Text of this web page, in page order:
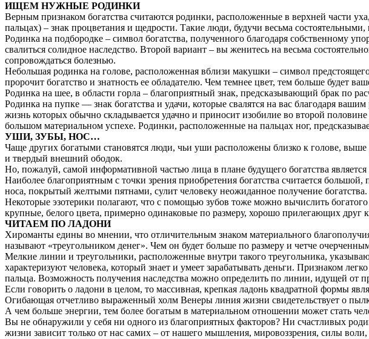
ИЩЕМ НУЖНЫЕ РОДИНКИ
Верным признаком богатства считаются родинки, расположенные в верхней части
пальцах) – знак процветания и щедрости. Такие люди, будучи весьма
Родинка на подбородке – символ богатства, полученного благодаря собственному
свалиться солидное наследство. Второй вариант – вы женитесь на весьма
сопровождаться болезнью.
Небольшая родинка на голове, расположенная вблизи макушки – символ
пророчит богатство и знатность ее обладателю. Чем темнее цвет, тем больше будет
Родинка на шее, в области горла – благоприятный знак, предсказывающий брак по
Родинка на пупке — знак богатства и удачи, которые свалятся на вас благодаря
жизнь которых обычно складывается удачно и приносит изобилие во второй
большом материальном успехе. Родинки, расположенные на пальцах ног,
УШИ, ЗУБЫ, НОС…
Чаще других богатыми становятся люди, чьи уши расположены близко к голове,
и твердый внешний ободок.
Но, пожалуй, самой информативной частью лица в плане будущего богатства
Наиболее благоприятным с точки зрения приобретения богатства считается
носа, покрытый желтыми пятнами, сулит человеку неожиданное получение богатства.
Некоторые эзотерики полагают, что с помощью зубов тоже можно вычислить
крупные, белого цвета, примерно одинаковые по размеру, хорошо прилегающих друг к
ЧИТАЕМ ПО ЛАДОНИ
Хироманты едины во мнении, что отличительным знаком материального
называют «треугольником денег». Чем он будет больше по размеру и четче
Мелкие линии и треугольники, расположенные внутри такого треугольника,
характеризуют человека, который знает и умеет зарабатывать деньги. Признаком
пальца. Возможность получения наследства можно определить по линии, идущей
Если говорить о ладони в целом, то массивная, крепкая ладонь квадратной формы
Огибающая отчетливо выраженный холм Венеры линия жизни свидетельствует о
А чем больше энергии, тем более богатым в материальном отношении может стать
Вы не обнаружили у себя ни одного из благоприятных факторов? Ни счастливых
жизни зависит только от нас самих – от нашего мышления, мировоззрения, силы